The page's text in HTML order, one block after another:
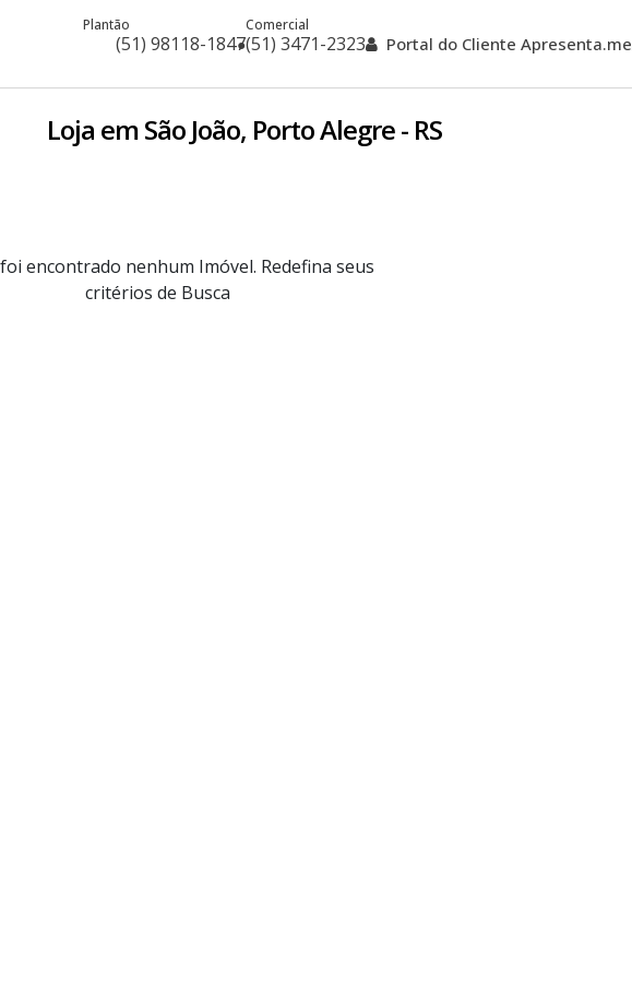
(51) 98118-1847
Plantão
(51) 3471-2323
Comercial
Portal do Cliente Apresenta.me
Loja em São João, Porto Alegre - RS
encontrado nenhum Imóvel. Redefina seus
critérios de Busca